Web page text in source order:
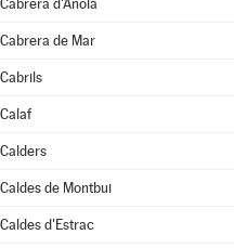
Cabrera d'Anoia
Cabrera de Mar
Cabrils
Calaf
Calders
Caldes de Montbui
Caldes d'Estrac